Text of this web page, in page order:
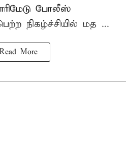
போலீஸ்
நிகழ்ச்சியில் மத ...
Read More